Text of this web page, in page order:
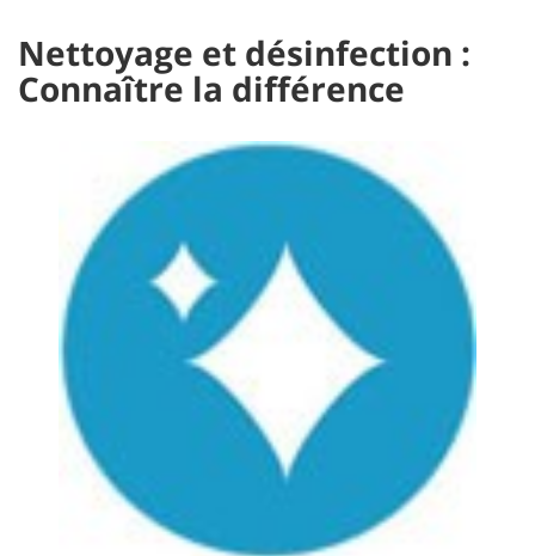
Nettoyage et désinfection :
Connaître la différence